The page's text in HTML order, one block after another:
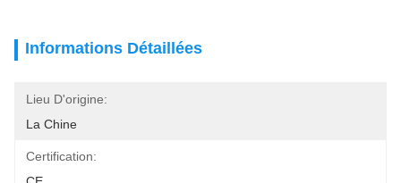
Informations Détaillées
Lieu D'origine:
La Chine
Certification: